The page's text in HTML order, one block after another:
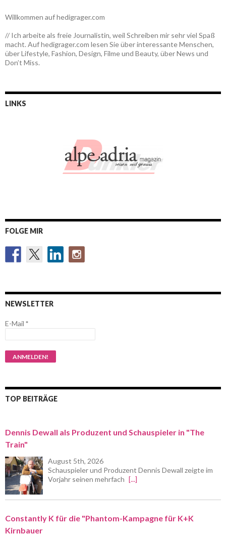
Willkommen auf hedigrager.com
// Ich arbeite als freie Journalistin, weil Schreiben mir sehr viel Spaß
macht. Auf hedigrager.com lesen Sie über interessante Menschen,
über Lifestyle, Fashion, Design, Filme und Beauty, über News und
Don’t Miss.
LINKS
FOLGE MIR
NEWSLETTER
E-Mail *
TOP BEITRÄGE
Dennis Dewall als Produzent und Schauspieler in "The
Train"
August 5th, 2026
Schauspieler und Produzent Dennis Dewall zeigte im
Vorjahr seinen mehrfach
[...]
Constantly K für die "Phantom-Kampagne für K+K
Kirnbauer